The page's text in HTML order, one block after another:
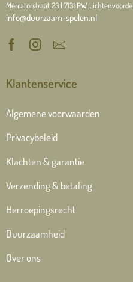
Mercatorstraat 23 | 7131 PW Lichtenvoorde
info@duurzaam-spelen.nl
Klantenservice
Algemene voorwaarden
Privacybeleid
Klachten & garantie
Verzending & betaling
Herroepingsrecht
Duurzaamheid
Over ons